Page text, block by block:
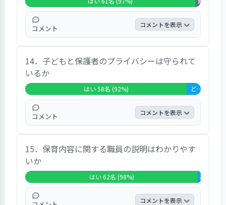
くのが良いか一緒に考えてくれました」「喧
嘩になってしまっても双方の意見を尊重して
くれているようです」という声が寄せられて
いた。
コメント コメントを表示
「はい」の回答は96.8%、「無回答・非該
当」の回答は3.2%であった｡ 自由意見では、
「子どもの職員への態度を見れば、良い関係
でいると思います」という声が寄せられてい
た。
14．子どもと保護者のプライバシーは守られて
いるか
はい 58名 (92%) どちらともいえない 5名 (8%)
コメント コメントを表示
「はい」の回答は92.1%、「どちらともいえ
ない」の回答は7.9%であった｡ 自由意見で
は、特に参考になるような意見は寄せられて
いなかった。
15．保育内容に関する職員の説明はわかりやす
いか
はい 62名 (98%) どちら
コメントを表示